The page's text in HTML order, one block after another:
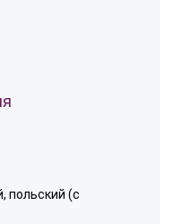
польский (с